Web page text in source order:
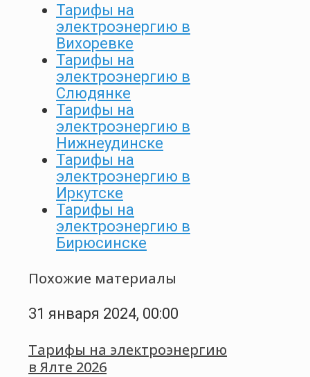
Тарифы на
электроэнергию в
Вихоревке
Тарифы на
электроэнергию в
Слюдянке
Тарифы на
электроэнергию в
Нижнеудинске
Тарифы на
электроэнергию в
Иркутске
Тарифы на
электроэнергию в
Бирюсинске
Похожие материалы
31 января 2024, 00:00
Тарифы на электроэнергию
в Ялте 2026